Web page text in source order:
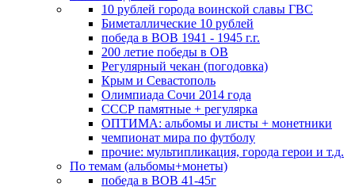
10 рублей города воинской славы ГВС
Биметаллические 10 рублей
победа в ВОВ 1941 - 1945 г.г.
200 летие победы в ОВ
Регулярный чекан (погодовка)
Крым и Севастополь
Олимпиада Сочи 2014 года
СССР памятные + регулярка
ОПТИМА: альбомы и листы + монетники
чемпионат мира по футболу
прочие: мультипликация, города герои и т.д.
По темам (альбомы+монеты)
победа в ВОВ 41-45г